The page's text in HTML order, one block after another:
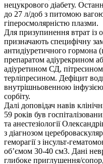
нецукрового діабету.
до 27 л/доб з питомою вагою
гіперосмолярністю плазми.
Для призупинення втрат із
призначають специфічну
антидіуретичного гормона
препаратом адіурекрином
адіуретином СД,
терліпресином. Дефіцит
внутрішньовенною
сорбіту.
Далі доповідач навів
59 років був
та анестезіології
з діагнозом
геморагії з інсульт-
об’ємом 30-40 см3. Дані
глибоке приглушення/